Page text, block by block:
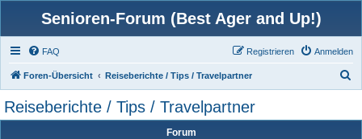
Senioren-Forum (Best Ager and Up!)
FAQ Anmelden
Registrieren
Foren-Übersicht Reiseberichte / Tips / Travelpartner
Reiseberichte / Tips / Travelpartner
Forum